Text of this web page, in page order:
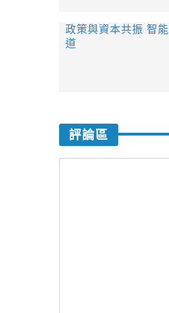
政策與資本共振 智
道
評論區